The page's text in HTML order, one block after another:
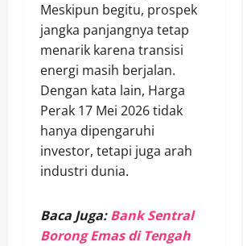
Meskipun begitu, prospek
jangka panjangnya tetap
menarik karena transisi
energi masih berjalan.
Dengan kata lain, Harga
Perak 17 Mei 2026 tidak
hanya dipengaruhi
investor, tetapi juga arah
industri dunia.
Baca Juga:Bank Sentral
Borong Emas di Tengah